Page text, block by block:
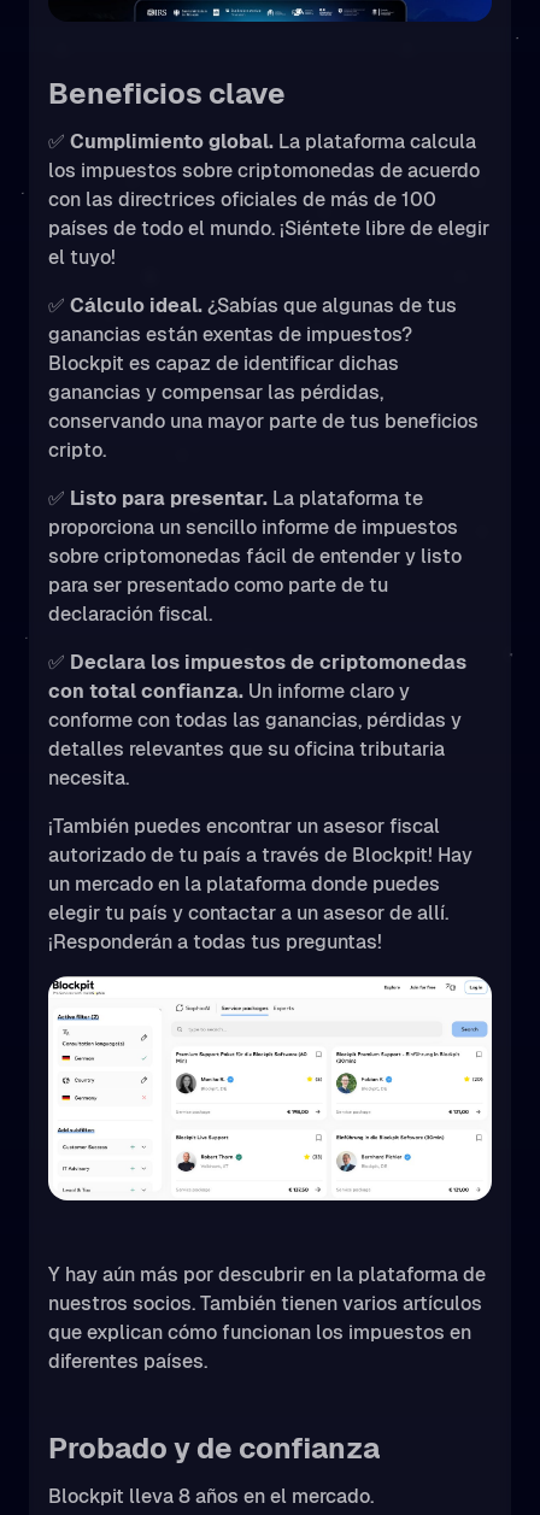
Beneficios clave
✅ Cumplimiento global. La plataforma calcula
los impuestos sobre criptomonedas de acuerdo
con las directrices oficiales de más de 100
países de todo el mundo. ¡Siéntete libre de elegir
el tuyo!
✅ Cálculo ideal.¿Sabías que algunas de tus
ganancias están exentas de impuestos?
Blockpit es capaz de identificar dichas
ganancias y compensar las pérdidas,
conservando una mayor parte de tus beneficios
cripto.
✅ Listo para presentar. La plataforma te
proporciona un sencillo informe de impuestos
sobre criptomonedas fácil de entender y listo
para ser presentado como parte de tu
declaración fiscal.
✅ Declara los impuestos de criptomonedas
con total confianza. Un informe claro y
conforme con todas las ganancias, pérdidas y
detalles relevantes que su oficina tributaria
necesita.
¡También puedes encontrar un asesor fiscal
autorizado de tu país a través de Blockpit! Hay
un mercado en la plataforma donde puedes
elegir tu país y contactar a un asesor de allí.
¡Responderán a todas tus preguntas!
Y hay aún más por descubrir en la plataforma de
nuestros socios. También tienen varios artículos
que explican cómo funcionan los impuestos en
diferentes países.
Probado y de confianza
Blockpit lleva 8 años en el mercado.